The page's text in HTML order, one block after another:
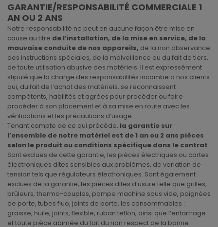
GARANTIE/RESPONSABILITÉ COMMERCIALE 1
AN OU 2 ANS
Notre responsabilité ne peut en aucune façon être mise en
cause au titre de l’installation, de la mise en service, de la
mauvaise conduite de nos appareils, de la non observance
des instructions spéciales, de la malveillance ou du fait de tiers,
de toute utilisation abusive des matériels. Il est expressément
stipulé que la charge des responsabilités incombe à nos clients
qui, du fait de l’achat des matériels, se reconnaissent
compétents, habilités et agrées pour procéder ou faire
procéder à son placement et à sa mise en route avec les
vérifications et les précautions d’usage
Tenant compte de ce qui précède, la garantie sur
l’ensemble de notre matériel est de 1 an ou 2 ans pièces
selon le produit ou conditions spécifique dans le contrat.
Sont exclues de cette garantie, les pièces électriques ou cartes
électroniques dites sensibles aux problèmes, de variation de
tension tels que régulateurs électroniques. Sont également
exclues de la garantie, les pièces dites d’usure telle que grilles,
brûleurs, thermo-couples, pompe machine sous vide, poignées
de porte, tubes fluo, joints de porte, les consommables :
graisse, huile, joints, flexible, ruban teflon, ainsi que l’entartrage
et toute pièce abimée du fait du non respect de la bonne